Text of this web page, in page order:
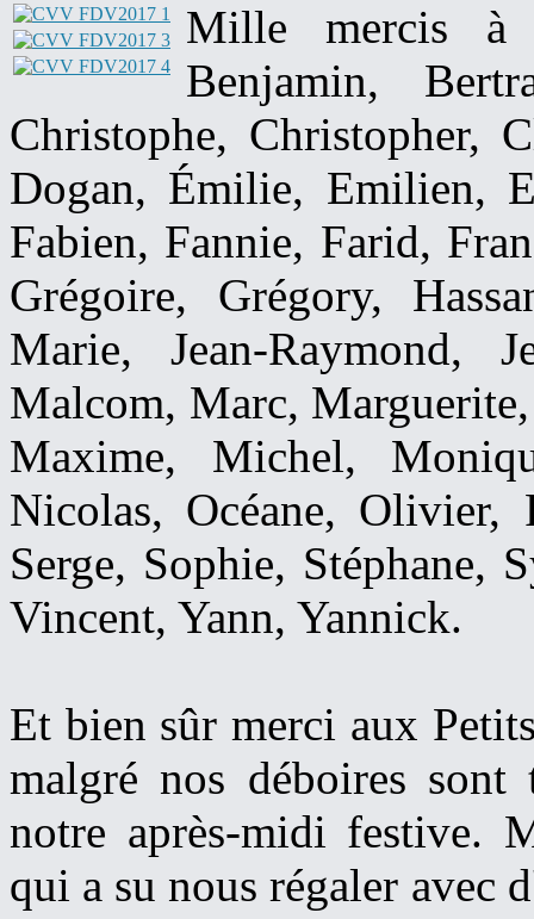
Mille mercis à
Benjamin,
Christophe, Christopher,
Dogan, Émilie, Emilien,
Fabien, Fannie, Farid,
Grégoire, Grégory,
Marie, Jean-Raymond,
Malcom, Marc,
Maxime, Michel,
Nicolas, Océane, Olivier,
Serge, Sophie, Stéphane,
Vincent, Yann, Yannick.
Et bien sûr merci aux
malgré nos déboires
notre après-midi festive.
qui a su nous régaler avec